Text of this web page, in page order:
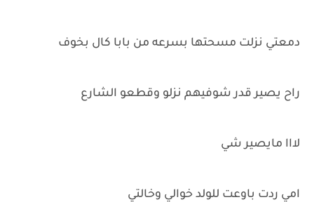
دمعتي نزلت مسحتها بسرعه من بابا كال بخوف
راح يصير قدر شوفيهم نزلو وقطعو الشارع
لااا مايصير شي
امي ردت باوعت للولد خوالي وخالتي